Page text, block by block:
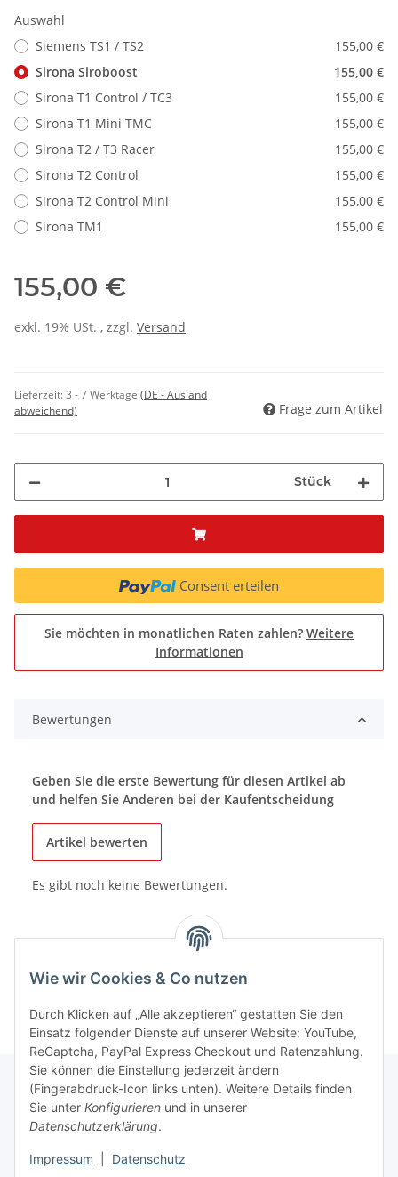
Auswahl
Siemens TS1 / TS2
155,00 €
Sirona Siroboost
155,00 €
Sirona T1 Control / TC3
155,00 €
Sirona T1 Mini TMC
155,00 €
Sirona T2 / T3 Racer
155,00 €
Sirona T2 Control
155,00 €
Sirona T2 Control Mini
155,00 €
Sirona TM1
155,00 €
155,00 €
exkl. 19% USt. , zzgl. Versand
Lieferzeit:3 - 7 Werktage (DE - Ausland
abweichend)
Frage zum Artikel
Stück
Consent erteilen
Sie möchten in monatlichen Raten zahlen? Weitere
Informationen
Bewertungen
Geben Sie die erste Bewertung für diesen Artikel ab
und helfen Sie Anderen bei der Kaufentscheidung
Artikel bewerten
Es gibt noch keine Bewertungen.
Rechtliche Hinweise
Produktinformationen
Wie wir Cookies & Co nutzen
Durch Klicken auf „Alle akzeptieren“ gestatten Sie den
Einsatz folgender Dienste auf unserer Website: YouTube,
ReCaptcha, PayPal Express Checkout und Ratenzahlung.
Sie können die Einstellung jederzeit ändern
(Fingerabdruck-Icon links unten). Weitere Details finden
Sie unter Konfigurieren und in unserer
Datenschutzerklärung.
Impressum Datenschutz